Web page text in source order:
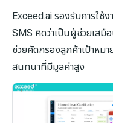
Exceed.ai รองรับการใช้
SMS คิดว่าเป็นผู้ช่วยเสมื
ช่วยคัดกรองลูกค้าเป้าหม
สนทนาที่มีมูลค่าสูง